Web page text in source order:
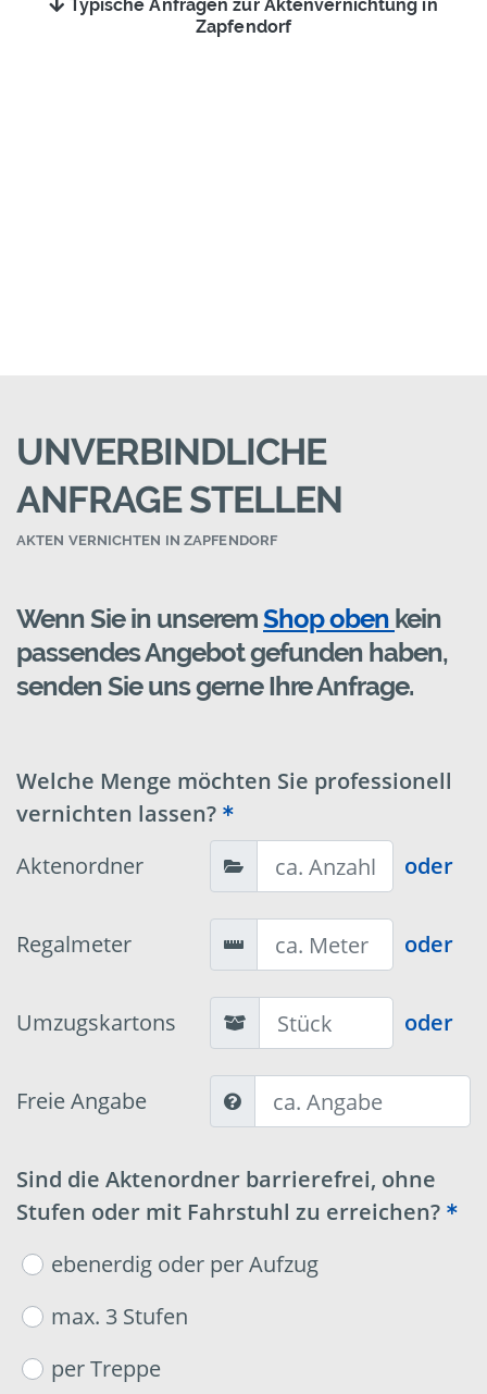
Typische Anfragen zur Aktenvernichtung in
Zapfendorf
UNVERBINDLICHE
ANFRAGE STELLEN
AKTEN VERNICHTEN IN ZAPFENDORF
Wenn Sie in unseremShop oben kein
passendes Angebot gefunden haben,
senden Sie uns gerne Ihre Anfrage.
Welche Menge möchten Sie professionell
vernichten lassen?
Aktenordner
oder
Regalmeter oder
Umzugskartons oder
Freie Angabe
Sind die Aktenordner barrierefrei, ohne
Stufen oder mit Fahrstuhl zu erreichen?
ebenerdig oder per Aufzug
max. 3 Stufen
per Treppe